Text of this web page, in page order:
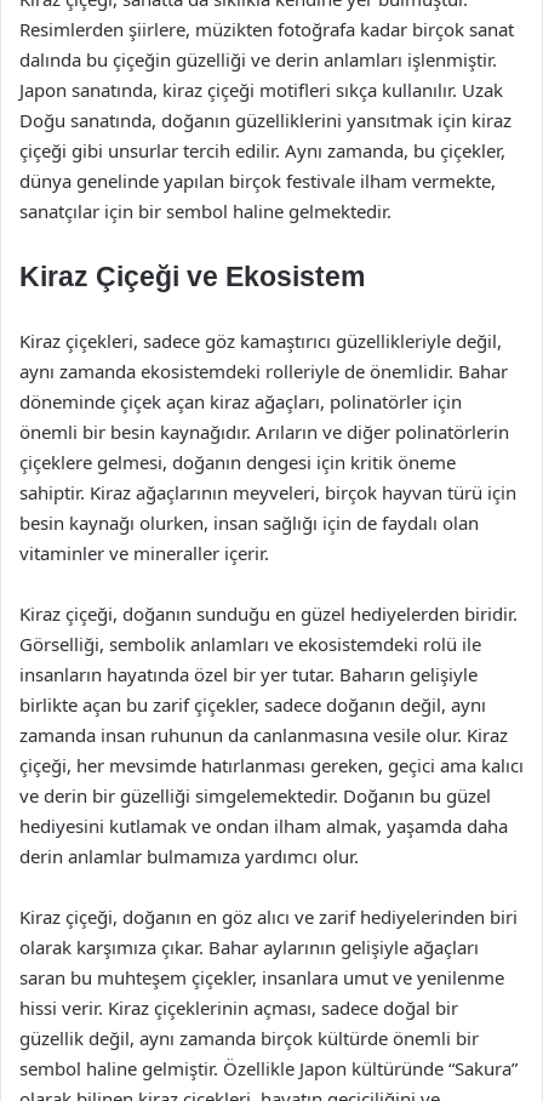
Resimlerden şiirlere, müzikten fotoğrafa kadar birçok sanat
dalında bu çiçeğin güzelliği ve derin anlamları işlenmiştir.
Japon sanatında, kiraz çiçeği motifleri sıkça kullanılır. Uzak
Doğu sanatında, doğanın güzelliklerini yansıtmak için kiraz
çiçeği gibi unsurlar tercih edilir. Aynı zamanda, bu çiçekler,
dünya genelinde yapılan birçok festivale ilham vermekte,
sanatçılar için bir sembol haline gelmektedir.
Kiraz Çiçeği ve Ekosistem
Kiraz çiçekleri, sadece göz kamaştırıcı güzellikleriyle değil,
aynı zamanda ekosistemdeki rolleriyle de önemlidir. Bahar
döneminde çiçek açan kiraz ağaçları, polinatörler için
önemli bir besin kaynağıdır. Arıların ve diğer polinatörlerin
çiçeklere gelmesi, doğanın dengesi için kritik öneme
sahiptir. Kiraz ağaçlarının meyveleri, birçok hayvan türü için
besin kaynağı olurken, insan sağlığı için de faydalı olan
vitaminler ve mineraller içerir.
Kiraz çiçeği, doğanın sunduğu en güzel hediyelerden biridir.
Görselliği, sembolik anlamları ve ekosistemdeki rolü ile
insanların hayatında özel bir yer tutar. Baharın gelişiyle
birlikte açan bu zarif çiçekler, sadece doğanın değil, aynı
zamanda insan ruhunun da canlanmasına vesile olur. Kiraz
çiçeği, her mevsimde hatırlanması gereken, geçici ama kalıcı
ve derin bir güzelliği simgelemektedir. Doğanın bu güzel
hediyesini kutlamak ve ondan ilham almak, yaşamda daha
derin anlamlar bulmamıza yardımcı olur.
Kiraz çiçeği, doğanın en göz alıcı ve zarif hediyelerinden biri
olarak karşımıza çıkar. Bahar aylarının gelişiyle ağaçları
saran bu muhteşem çiçekler, insanlara umut ve yenilenme
hissi verir. Kiraz çiçeklerinin açması, sadece doğal bir
güzellik değil, aynı zamanda birçok kültürde önemli bir
sembol haline gelmiştir. Özellikle Japon kültüründe “Sakura”